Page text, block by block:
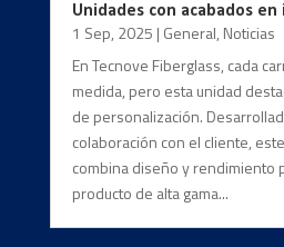
Unidades con acabados en
1 Sep, 2025 | General, Noticias
En Tecnove Fiberglass, cada
medida, pero esta unidad
de personalización.
colaboración con el cliente,
combina diseño y rendimiento
producto de alta gama...